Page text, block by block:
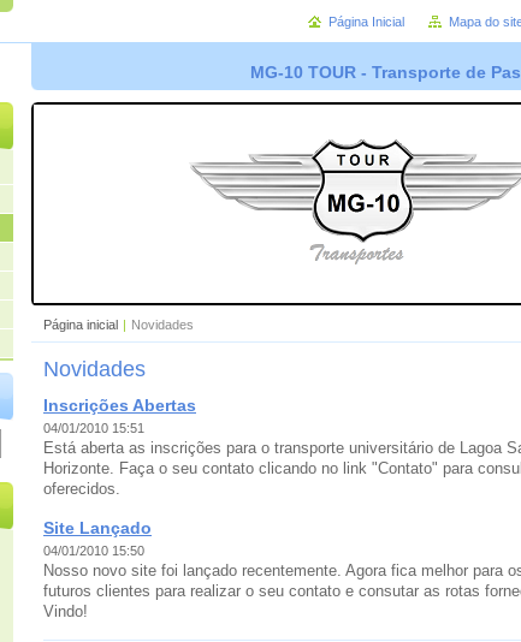
MG-10 TOUR - Transporte de
Página inicial | Novidades
Novidades
Inscrições Abertas
04/01/2010 15:51
Está aberta as inscrições para o transporte universitário de Lagoa
Horizonte. Faça o seu contato clicando no link "Contato" para
oferecidos.
Site Lançado
04/01/2010 15:50
Nosso novo site foi lançado recentemente. Agora fica melhor para
futuros clientes para realizar o seu contato e consutar as rotas
Vindo!
Página Inicial Mapa do